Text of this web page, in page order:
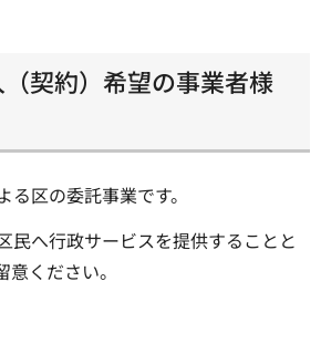
契約）希望の事業者様
区の委託事業です。
民へ行政サービスを提供することと
ください。